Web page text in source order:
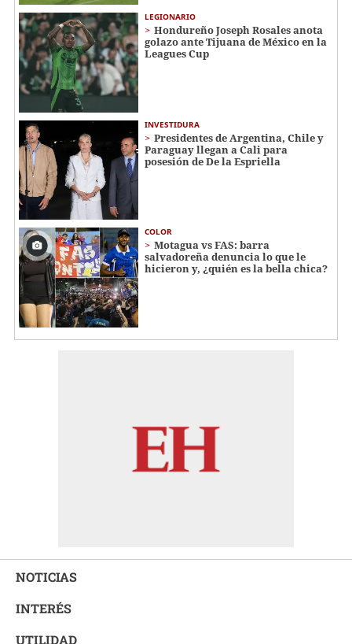
LEGIONARIO
Hondureño Joseph Rosales anota
golazo ante Tijuana de México en la
Leagues Cup
INVESTIDURA
Presidentes de Argentina, Chile y
Paraguay llegan a Cali para
posesión de De la Espriella
COLOR
Motagua vs FAS: barra
salvadoreña denuncia lo que le
hicieron y, ¿quién es la bella chica?
NOTICIAS
INTERÉS
UTILIDAD